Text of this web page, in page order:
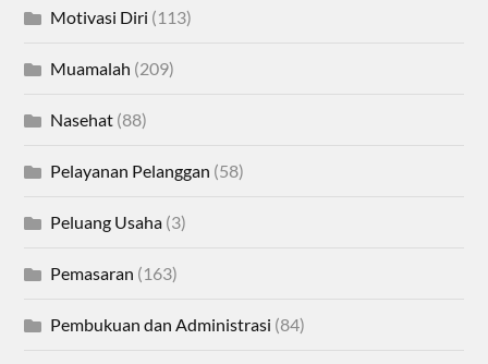
Motivasi Diri (113)
Muamalah (209)
Nasehat (88)
Pelayanan Pelanggan (58)
Peluang Usaha (3)
Pemasaran (163)
Pembukuan dan Administrasi (84)